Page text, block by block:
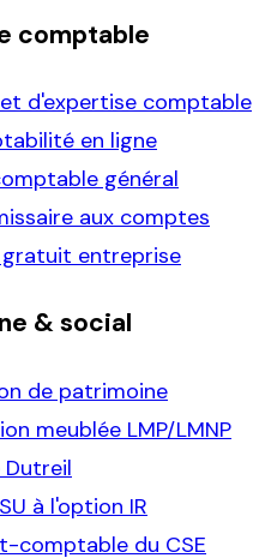
comptable
d'expertise comptable
en ligne
général
aux comptes
gratuit entreprise
& social
de patrimoine
meublée LMP/LMNP
Dutreil
à l'option IR
comptable du CSE